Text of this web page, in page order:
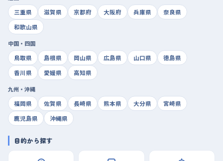
三重県
滋賀県 京都府 大阪府 兵庫県
奈良県
和歌山県
中国・四国
鳥取県
島根県 岡山県 広島県 山口県
徳島県
香川県
愛媛県 高知県
九州・沖縄
福岡県
佐賀県 長崎県 熊本県 大分県
宮崎県
鹿児島県
沖縄県
目的から探す